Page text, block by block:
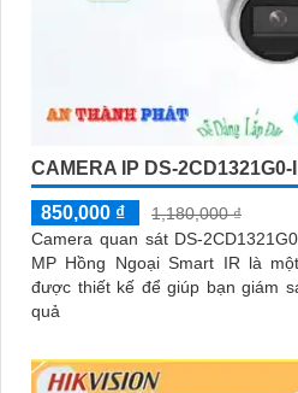
CAMERA IP DS-2CD1321G0-I
850,000 ₫
1,180,000 ₫
Camera quan sát DS-
MP Hồng Ngoại Smart IR là
được thiết kế để giúp bạn giám
quả